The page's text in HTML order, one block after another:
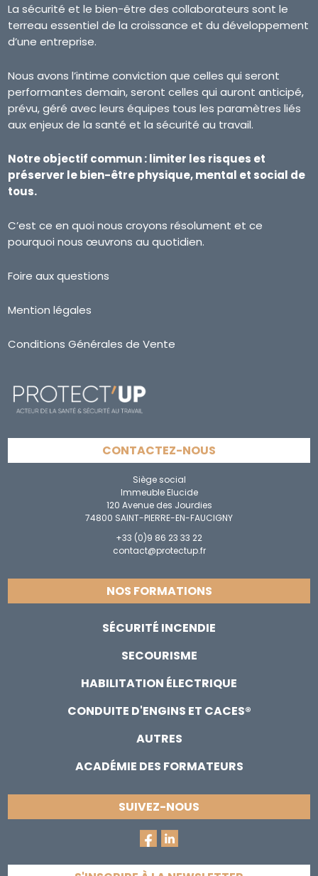
La sécurité et le bien-être des collaborateurs sont le
terreau essentiel de la croissance et du développement
d’une entreprise.
Nous avons l’intime conviction que celles qui seront
performantes demain, seront celles qui auront anticipé,
prévu, géré avec leurs équipes tous les paramètres liés
aux enjeux de la santé et la sécurité au travail.
Notre objectif commun : limiter les risques et
préserver le bien-être physique, mental et social de
tous.
C’est ce en quoi nous croyons résolument et ce
pourquoi nous œuvrons au quotidien.
Foire aux questions
Mention légales
Conditions Générales de Vente
CONTACTEZ-NOUS
Siège social
Immeuble Elucide
120 Avenue des Jourdies
74800 SAINT-PIERRE-EN-FAUCIGNY
+33 (0)9 86 23 33 22
contact@protectup.fr
NOS FORMATIONS
SÉCURITÉ INCENDIE
SECOURISME
HABILITATION ÉLECTRIQUE
CONDUITE D'ENGINS ET CACES®
AUTRES
ACADÉMIE DES FORMATEURS
SUIVEZ-NOUS